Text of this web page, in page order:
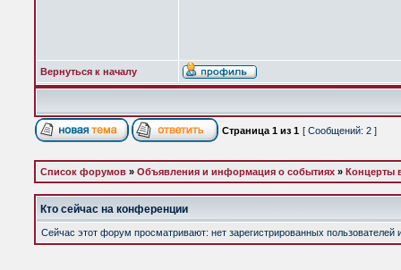
Вернуться к началу
Страница 1 из 1 [ Сообщений: 2 ]
Список форумов » Объявления и информация о событиях » Концерты
Кто сейчас на конференции
Сейчас этот форум просматривают: нет зарегистрированных пользователей